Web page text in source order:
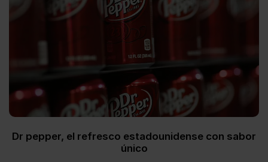
Dr pepper, el refresco estadounidense con sabor
único